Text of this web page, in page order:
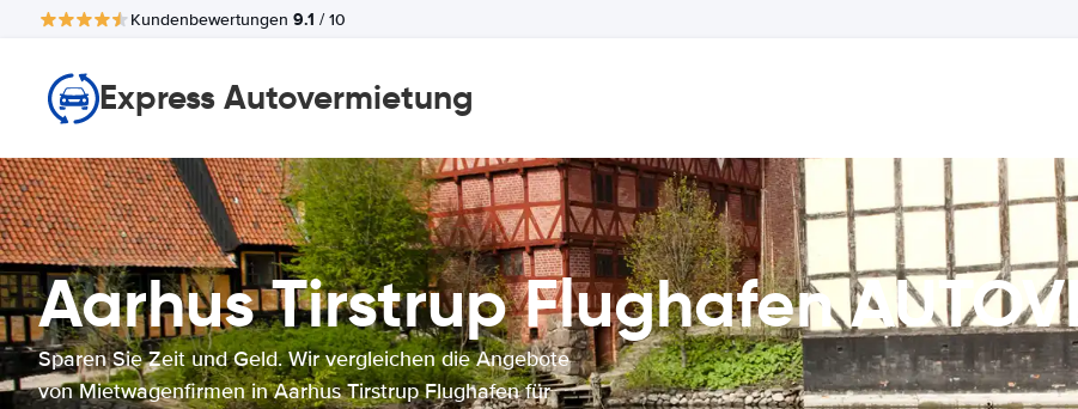
Kundenbewertungen 9.1 / 10
Express Autovermietung
Aarhus Tirstrup Flughafen
Sparen Sie Zeit und Geld. Wir vergleichen die Angebote
von Mietwagenfirmen in Aarhus Tirstrup Flughafen für